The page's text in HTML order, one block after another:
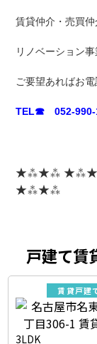
賃貸仲介・売買
リノベーション
ご要望あればお
TEL☎ 052-990-
★⁂★⁂
★⁂★⁂
戸建て賃
賃貸戸建
3LDK